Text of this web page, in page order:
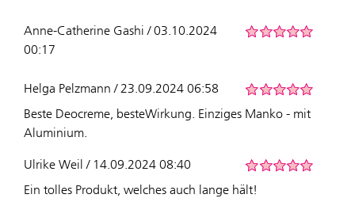
Anne-Catherine Gashi / 03.10.2024
00:17
Helga Pelzmann / 23.09.2024 06:58
Beste Deocreme, besteWirkung. Einziges Manko - mit
Aluminium.
Ulrike Weil / 14.09.2024 08:40
Ein tolles Produkt, welches auch lange hält!